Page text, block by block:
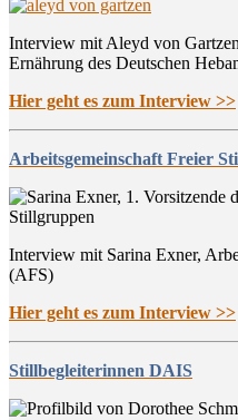
Interview mit Aleyd von
Ernährung des Deutschen
Hier geht es zum Interview >>
Arbeitsgemeinschaft Freier
Interview mit Sarina Exner,
(AFS)
Hier geht es zum Interview >>
Stillbegleiterinnen DAIS